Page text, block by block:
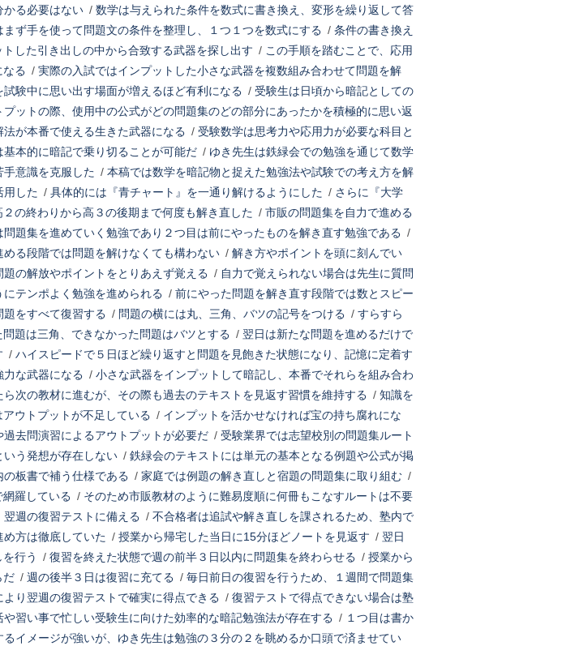
かる必要はない/ 数学は与えられた条件を数式に書き換え、変形を繰り返して答
ず手を使って問題文の条件を整理し、１つ１つを数式にする / 条件の書き換え
した引き出しの中から合致する武器を探し出す / この手順を踏むことで、応用
なる / 実際の入試ではインプットした小さな武器を複数組み合わせて問題を解
験中に思い出す場面が増えるほど有利になる / 受験生は日頃から暗記としての
プットの際、使用中の公式がどの問題集のどの部分にあったかを積極的に思い返
が本番で使える生きた武器になる / 受験数学は思考力や応用力が必要な科目と
基本的に暗記で乗り切ることが可能だ/ ゆき先生は鉄緑会での勉強を通じて数学
意識を克服した / 本稿では数学を暗記物と捉えた勉強法や試験での考え方を解
用した / 具体的には『青チャート』を一通り解けるようにした / さらに『大学
の終わりから高３の後期まで何度も解き直した / 市販の問題集を自力で進める
問題集を進めていく勉強であり２つ目は前にやったものを解き直す勉強である /
める段階では問題を解けなくても構わない/ 解き方やポイントを頭に刻んでい
の解放やポイントをとりあえず覚える / 自力で覚えられない場合は先生に質問
テンポよく勉強を進められる / 前にやった問題を解き直す段階では数とスピー
をすべて復習する / 問題の横には丸、三角、バツの記号をつける / すらすら
題は三角、できなかった問題はバツとする / 翌日は新たな問題を進めるだけで
/ ハイスピードで５日ほど繰り返すと問題を見飽きた状態になり、記憶に定着す
な武器になる / 小さな武器をインプットして暗記し、本番でそれらを組み合わ
ら次の教材に進むが、その際も過去のテキストを見返す習慣を維持する / 知識を
ウトプットが不足している / インプットを活かせなければ宝の持ち腐れにな
去問演習によるアウトプットが必要だ/ 受験業界では志望校別の問題集ルート
いう発想が存在しない/ 鉄緑会のテキストには単元の基本となる例題や公式が掲
板書で補う仕様である / 家庭では例題の解き直しと宿題の問題集に取り組む/
羅している / そのため市販教材のように難易度順に何冊もこなすルートは不要
週の復習テストに備える / 不合格者は追試や解き直しを課されるため、塾内で
方は徹底していた / 授業から帰宅した当日に15分ほどノートを見返す / 翌日
行う
/ 復習を終えた状態で週の前半３日以内に問題集を終わらせる / 授業から
だ/ 週の後半３日は復習に充てる / 毎日前日の復習を行うため、１週間で問題集
より翌週の復習テストで確実に得点できる / 復習テストで得点できない場合は塾
や習い事で忙しい受験生に向けた効率的な暗記勉強法が存在する / １つ目は書か
イメージが強いが、ゆき先生は勉強の３分の２を眺めるか口頭で済ませてい